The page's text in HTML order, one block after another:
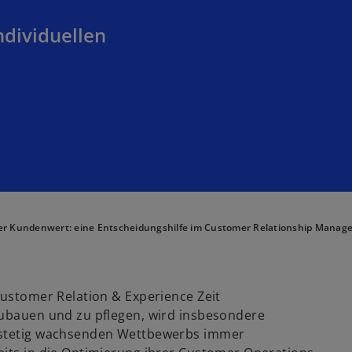
Kundenwert: eine Entscheidungshilfe im Customer Relationship
Relation & Experience Zeit
und zu pflegen, wird insbesondere
wachsenden Wettbewerbs immer